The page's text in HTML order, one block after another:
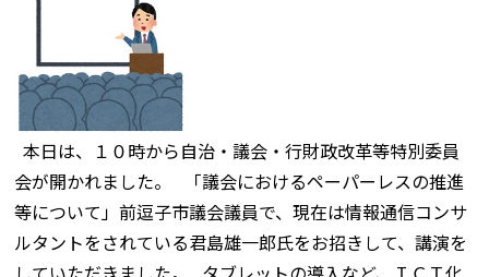
本日は、１０時から自治・議会・行財政改革等特別委員
会が開かれました。 「議会におけるペーパーレスの推進
等について」前逗子市議会議員で、現在は情報通信コンサ
ルタントをされている君島雄一郎氏をお招きして、講演を